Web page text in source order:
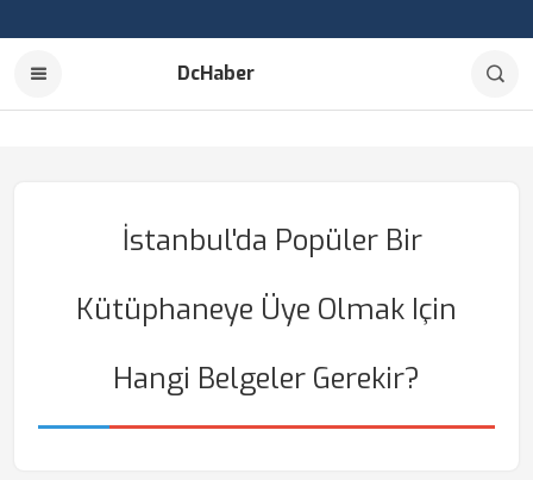
DcHaber
İstanbul'da Popüler Bir
Kütüphaneye Üye Olmak Için
Hangi Belgeler Gerekir?